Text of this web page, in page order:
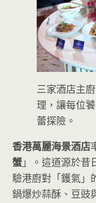
三家酒店主
理，讓每位
蕾探險。
香港萬麗海景酒店
蟹」。這道源於昔
驗港廚對「鑊氣」
鍋爆炒蒜酥、豆豉